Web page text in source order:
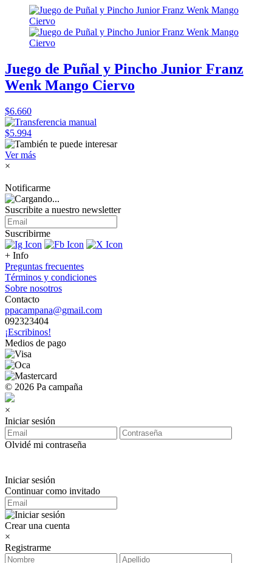
Juego de Puñal y Pincho Junior Franz
Wenk Mango Ciervo
$6.660
$5.994
Ver más
×
Notificarme
Suscribite a nuestro newsletter
Suscribirme
+ Info
Preguntas frecuentes
Términos y condiciones
Sobre nosotros
Contacto
ppacampana@gmail.com
092323404
¡Escribinos!
Medios de pago
© 2026 Pa campaña
×
Iniciar sesión
Olvidé mi contraseña
Iniciar sesión
Continuar como invitado
Crear una cuenta
×
Registrarme